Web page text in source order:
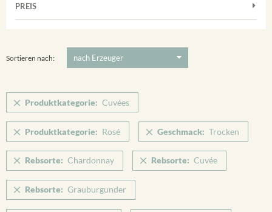
Riesling
Spätburgunder
Vorderer Winklerberg
Winklerberg Hinter Winklen
Winklerberg Winklen
Ihringen
PREIS
Sortieren nach:
Produktkategorie: Cuvées
Produktkategorie: Rosé Geschmack: Trocken
Rebsorte: Chardonnay Rebsorte: Cuvée
Rebsorte: Grauburgunder